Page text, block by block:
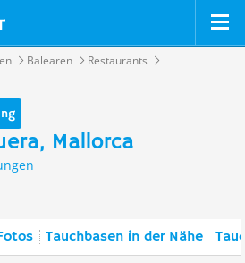
Balearen Restaurants
Mallorca
Tauchbasen in der Nähe